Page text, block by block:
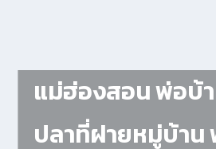
แม่ฮ่องสอน พ่อบ้
ปลาที่ฝายหมู่บ้าน